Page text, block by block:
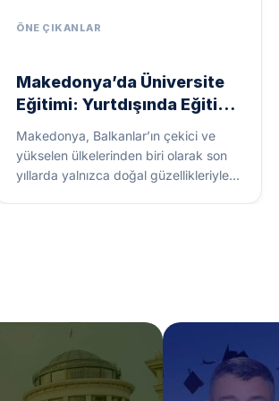
Makedonya’da Üniversite
Eğitimi: Yurtdışında Eğitim
Almanın 5 Nedeni
Makedonya, Balkanlar’ın çekici ve
yükselen ülkelerinden biri olarak son
yıllarda yalnızca doğal güzellikleriyle